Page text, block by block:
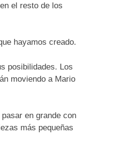
el resto de los
hayamos creado.
posibilidades. Los
moviendo a Mario
en grande con
más pequeñas